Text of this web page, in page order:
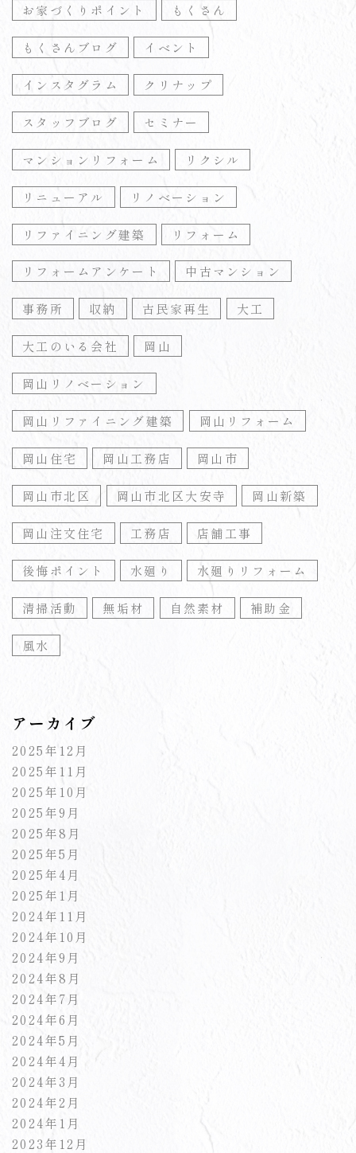
お家づくりポイント もくさん
もくさんブログ イベント
インスタグラム クリナップ
スタッフブログ セミナー
マンションリフォーム リクシル
リニューアル リノベーション
リファイニング建築 リフォーム
リフォームアンケート 中古マンション
事務所 収納 古民家再生 大工
大工のいる会社 岡山
岡山リノベーション
岡山リファイニング建築 岡山リフォーム
岡山住宅 岡山工務店 岡山市
岡山市北区 岡山市北区大安寺 岡山新築
岡山注文住宅 工務店 店舗工事
後悔ポイント 水廻り 水廻りリフォーム
清掃活動 無垢材 自然素材 補助金
風水
アーカイブ
2025年12月
2025年11月
2025年10月
2025年9月
2025年8月
2025年5月
2025年4月
2025年1月
2024年11月
2024年10月
2024年9月
2024年8月
2024年7月
2024年6月
2024年5月
2024年4月
2024年3月
2024年2月
2024年1月
2023年12月